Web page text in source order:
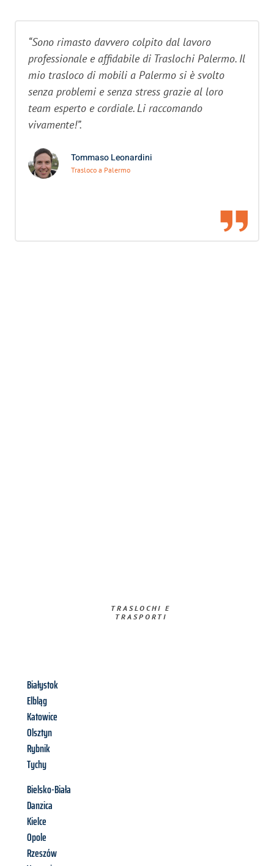
“Sono rimasto davvero colpito dal lavoro
professionale e affidabile di Traslochi Palermo. Il
mio trasloco di mobili a Palermo si è svolto
senza problemi e senza stress grazie al loro
team esperto e cordiale. Li raccomando
vivamente!”.
Tommaso Leonardini
Trasloco a Palermo
TRASLOCHI E
TRASPORTI​
Białystok
Elbląg
Katowice
Olsztyn
Rybnik
Tychy
Bielsko-Biała
Danzica
Kielce
Opole
Rzeszów